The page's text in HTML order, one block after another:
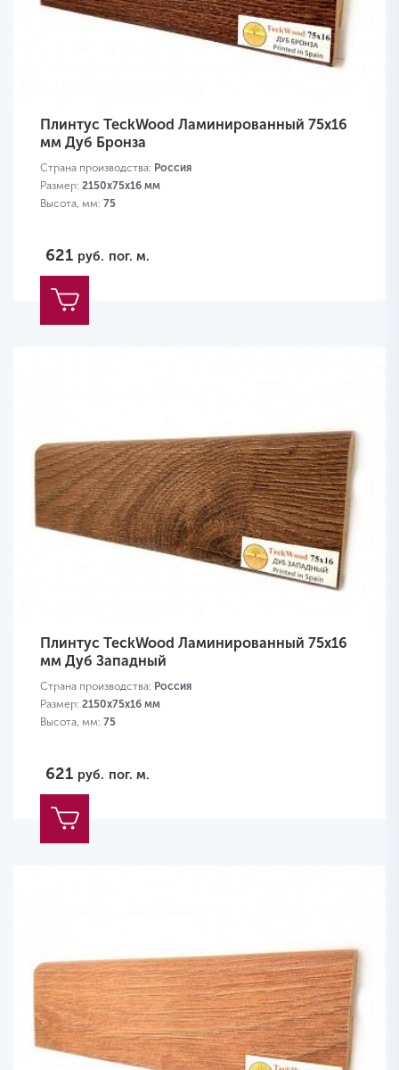
Плинтус TeckWood Ламинированный 75х16
мм Дуб Бронза
Страна производства: Россия
Размер: 2150х75х16 мм
Высота, мм: 75
621 руб. пог. м.
Плинтус TeckWood Ламинированный 75х16
мм Дуб Западный
Страна производства: Россия
Размер: 2150х75х16 мм
Высота, мм: 75
621 руб. пог. м.